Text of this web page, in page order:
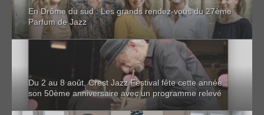
En Drôme du sud : Les grands rendez-vous du 27ème
Parfum de Jazz
Du 2 au 8 août, Crest Jazz Festival fête cette année
son 50ème anniversaire avec un programme relevé